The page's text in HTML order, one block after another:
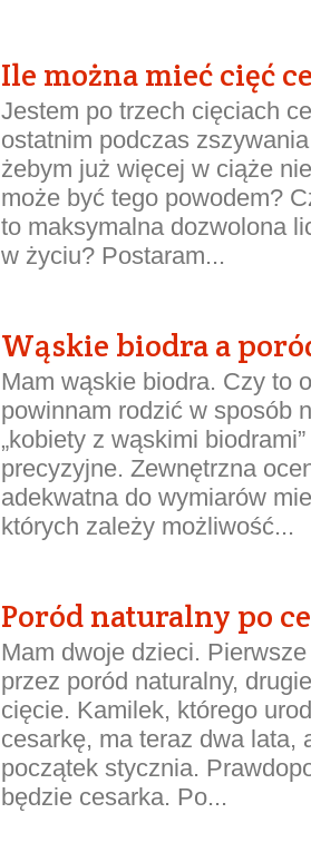
Ile można mieć cięć
Jestem po trzech cięciach
ostatnim podczas
żebym już więcej w ciąże
może być tego powodem?
to maksymalna dozwolona
w życiu? Postaram...
Wąskie biodra a
Mam wąskie biodra. Czy to
powinnam rodzić w sposób
„kobiety z wąskimi biodrami”
precyzyjne. Zewnętrzna
adekwatna do wymiarów
których zależy możliwość...
Poród naturalny po
Mam dwoje dzieci.
przez poród naturalny,
cięcie. Kamilek, którego
cesarkę, ma teraz dwa lata,
początek stycznia.
będzie cesarka. Po...